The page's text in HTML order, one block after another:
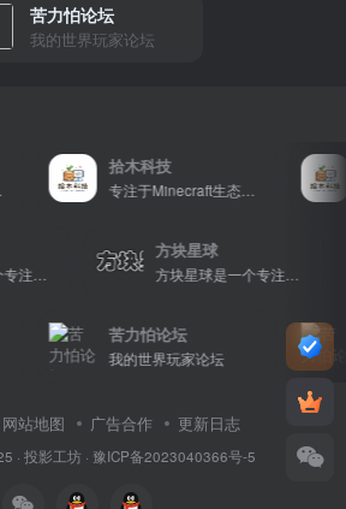
苦力怕论坛
我的世界玩家论坛
拾木科技
专注于Minecraft生态建设
方块星球
苦力怕论坛
我的世界玩家论坛
网站地图 广告合作 更新日志
· 投影工坊· 豫ICP备2023040366号-5